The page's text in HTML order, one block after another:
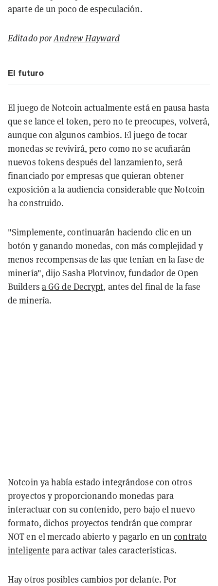
aparte de un poco de especulación.
Editado porAndrew Hayward
El futuro
El juego de Notcoin actualmente está en pausa hasta
que se lance el token, pero no te preocupes, volverá,
aunque con algunos cambios. El juego de tocar
monedas se revivirá, pero como no se acuñarán
nuevos tokens después del lanzamiento, será
financiado por empresas que quieran obtener
exposición a la audiencia considerable que Notcoin
ha construido.
"Simplemente, continuarán haciendo clic en un
botón y ganando monedas, con más complejidad y
menos recompensas de las que tenían en la fase de
minería", dijo Sasha Plotvinov, fundador de Open
Builders a GG de Decrypt, antes del final de la fase
de minería.
Notcoin ya había estado integrándose con otros
proyectos y proporcionando monedas para
interactuar con su contenido, pero bajo el nuevo
formato, dichos proyectos tendrán que comprar
NOT en el mercado abierto y pagarlo en uncontrato
inteligente para activar tales características.
Hay otros posibles cambios por delante. Por